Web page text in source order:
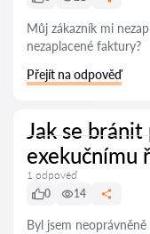
Můj zákazník mi
nezaplacené faktury?
Přejít na odpověď
Jak se
exekučnímu
1 odpověď
0
14
Byl jsem